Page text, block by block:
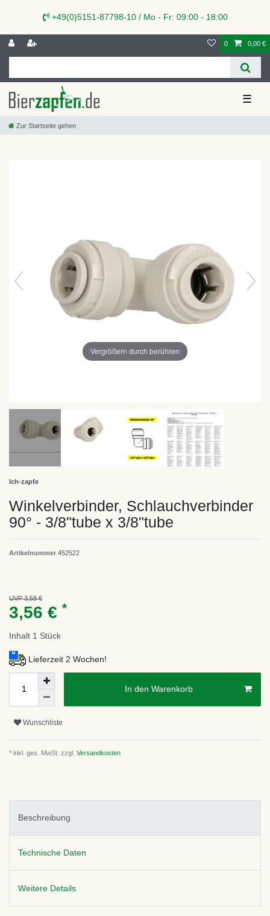
+49(0)5151-87798-10 / Mo - Fr: 09:00 - 18:00
0 0,00 €
☰
Zur Startseite gehen
Vergrößern durch berühren
Ich-zapfe
Winkelverbinder, Schlauchverbinder
90° - 3/8"tube x 3/8"tube
Artikelnummer 452522
UVP 3,58 €
3,56 € *
Inhalt 1 Stück
Lieferzeit 2 Wochen!
In den Warenkorb
Wunschliste
* inkl. ges. MwSt. zzgl. Versandkosten
Beschreibung
Technische Daten
Weitere Details